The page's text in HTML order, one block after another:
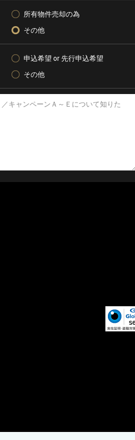
所有物件売却の為
その他
申込希望 or 先行申込希望
その他